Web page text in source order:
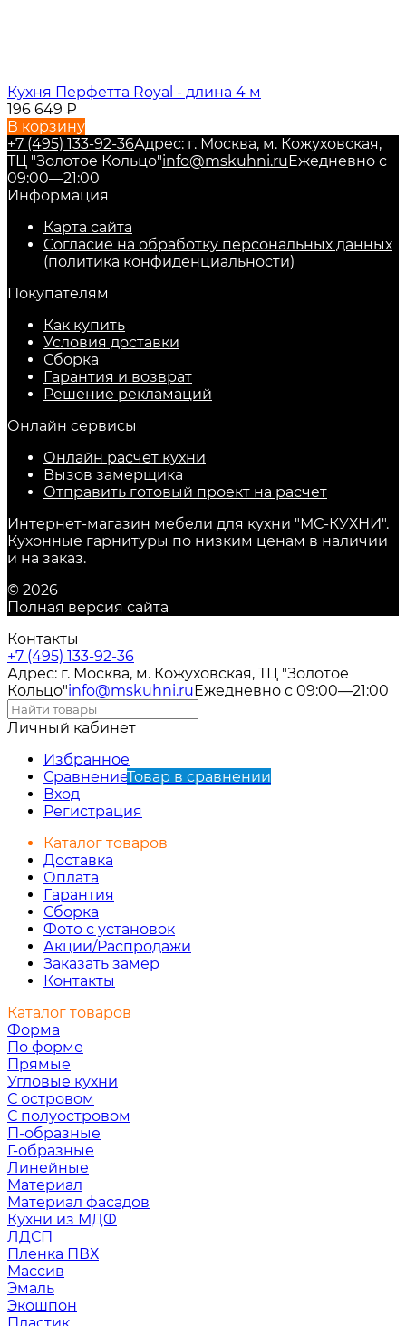
Кухня Перфетта Royal - длина 4 м
196 649 ₽
В корзину
+7 (495) 133-92-36Адрес: г. Москва, м. Кожуховская,
ТЦ "Золотое Кольцо"info@mskuhni.ruЕжедневно с
09:00—21:00
Информация
Карта сайта
Согласие на обработку персональных данных
(политика конфиденциальности)
Покупателям
Как купить
Условия доставки
Сборка
Гарантия и возврат
Решение рекламаций
Онлайн сервисы
Онлайн расчет кухни
Вызов замерщика
Отправить готовый проект на расчет
Интернет-магазин мебели для кухни "МС-КУХНИ".
Кухонные гарнитуры по низким ценам в наличии
и на заказ.
© 2026
Полная версия сайта
Контакты
+7 (495) 133-92-36
Адрес: г. Москва, м. Кожуховская, ТЦ "Золотое
Кольцо"info@mskuhni.ruЕжедневно с 09:00—21:00
Личный кабинет
Избранное
СравнениеТовар в сравнении
Вход
Регистрация
Каталог товаров
Доставка
Оплата
Гарантия
Сборка
Фото с установок
Акции/Распродажи
Заказать замер
Контакты
Каталог товаров
Форма
По форме
Прямые
Угловые кухни
С островом
С полуостровом
П-образные
Г-образные
Линейные
Материал
Материал фасадов
Кухни из МДФ
ЛДСП
Пленка ПВХ
Массив
Эмаль
Экошпон